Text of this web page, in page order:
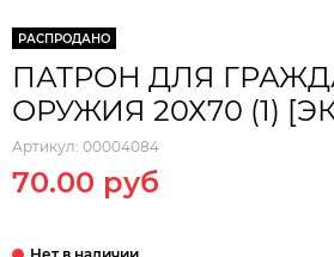
РАСПРОДАНО
ПАТРОН ДЛЯ
ОРУЖИЯ 20Х70 (1)
Артикул: 00004084
70.00 руб